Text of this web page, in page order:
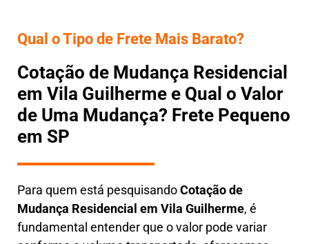
Qual o Tipo de Frete Mais Barato?
Cotação de Mudança Residencial
em Vila Guilherme e Qual o Valor
de Uma Mudança? Frete Pequeno
em SP
Para quem está pesquisandoCotação de
Mudança Residencial em Vila Guilherme, é
fundamental entender que o valor pode variar